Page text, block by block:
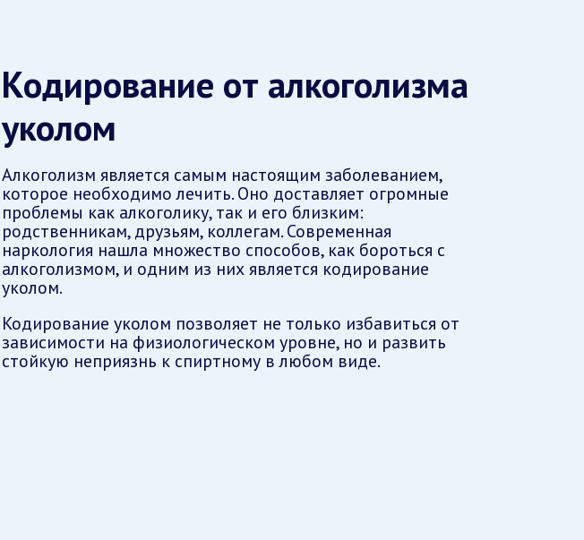
Кодирование от алкоголизма
уколом
Алкоголизм является самым настоящим заболеванием,
которое необходимо лечить. Оно доставляет огромные
проблемы как алкоголику, так и его близким:
родственникам, друзьям, коллегам. Современная
наркология нашла множество способов, как бороться с
алкоголизмом, и одним из них является кодирование
уколом.
Кодирование уколом позволяет не только избавиться от
зависимости на физиологическом уровне, но и развить
стойкую неприязнь к спиртному в любом виде.